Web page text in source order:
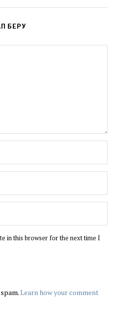
БЕРУ
in this browser for the next time I
Learn how your comment